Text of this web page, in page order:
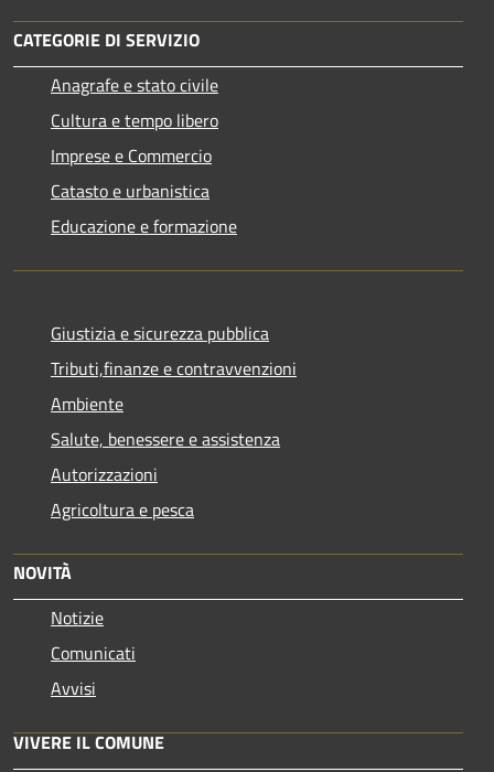
CATEGORIE DI SERVIZIO
Anagrafe e stato civile
Cultura e tempo libero
Imprese e Commercio
Catasto e urbanistica
Educazione e formazione
Giustizia e sicurezza pubblica
Tributi,finanze e contravvenzioni
Ambiente
Salute, benessere e assistenza
Autorizzazioni
Agricoltura e pesca
NOVITÀ
Notizie
Comunicati
Avvisi
VIVERE IL COMUNE